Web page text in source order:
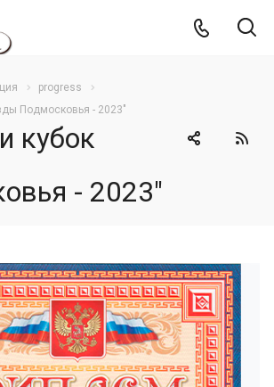
progress
Подмосковья - 2023"
кубок
- 2023"